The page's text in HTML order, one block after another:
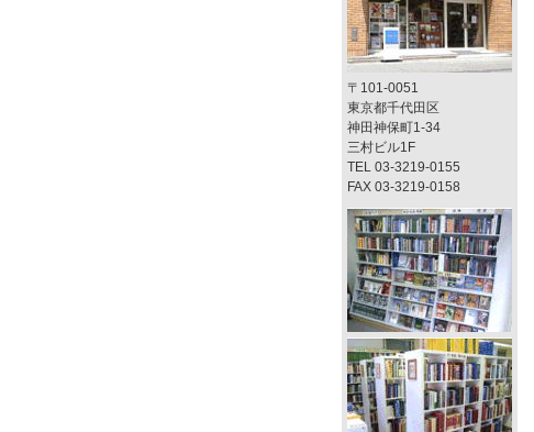
〒101-0051
東京都千代田区
神田神保町1-34
三村ビル1F
TEL 03-3219-0155
FAX 03-3219-0158